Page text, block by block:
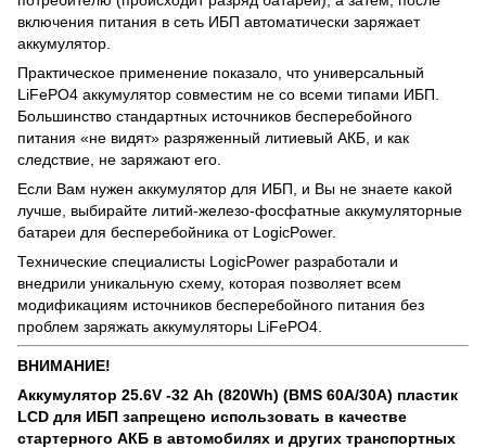
включения питания в сеть ИБП автоматически заряжает
аккумулятор.
Практическое применение показало, что универсальный
LiFePO4 аккумулятор совместим не со всеми типами ИБП.
Большинство стандартных источников бесперебойного
питания «не видят» разряженный литиевый АКБ, и как
следствие, не заряжают его.
Если Вам нужен аккумулятор для ИБП, и Вы не знаете какой
лучше, выбирайте литий-железо-фосфатные аккумуляторные
батареи для бесперебойника от LogicPower.
Технические специалисты LogicPower разработали и
внедрили уникальную схему, которая позволяет всем
модификациям источников бесперебойного питания без
проблем заряжать аккумуляторы LiFePO4.
ВНИМАНИЕ!
Аккумулятор 25.6V -32 Ah (820Wh) (BMS 60A/30А) пластик
LCD для ИБП запрещено использовать в качестве
стартерного АКБ в автомобилях и других транспортных